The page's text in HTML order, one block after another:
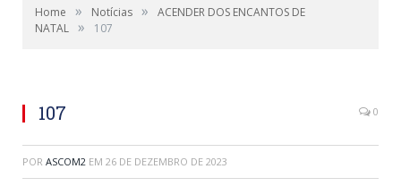
Home » Notícias »
ACENDER DOS ENCANTOS DE
NATAL » 107
107 0
POR ASCOM2 EM 26 DE DEZEMBRO DE 2023